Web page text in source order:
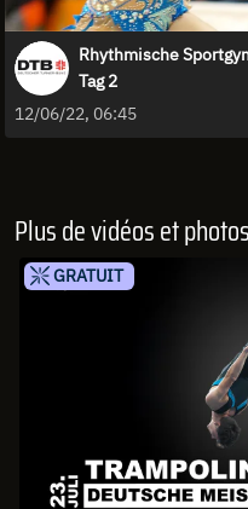
Rhythmische
Tag 2
12/06/22, 06:45
Plus de vidéos et
GRATUIT